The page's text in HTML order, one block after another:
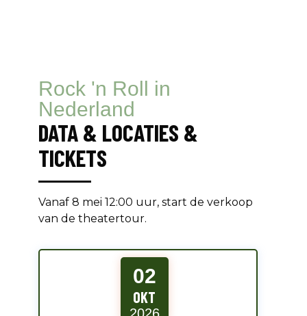
Rock 'n Roll in
Nederland
DATA & LOCATIES &
TICKETS
Vanaf 8 mei 12:00 uur, start de verkoop
van de theatertour.
02
OKT